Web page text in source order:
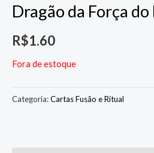
Dragão da Força do
R$1.60
Fora de estoque
Categoria:Cartas Fusão e Ritual